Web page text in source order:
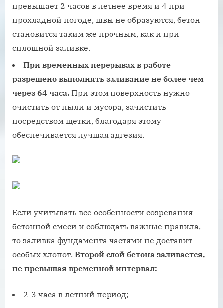
превышает 2 часов в летнее время и 4 при
прохладной погоде, швы не образуются, бетон
становится таким же прочным, как и при
сплошной заливке.
При временных перерывах в работе
разрешено выполнять заливание не более чем
через 64 часа. При этом поверхность нужно
очистить от пыли и мусора, зачистить
посредством щетки, благодаря этому
обеспечивается лучшая адгезия.
Если учитывать все особенности созревания
бетонной смеси и соблюдать важные правила,
то заливка фундамента частями не доставит
особых хлопот. Второй слой бетона заливается,
не превышая временной интервал:
2-3 часа в летний период;